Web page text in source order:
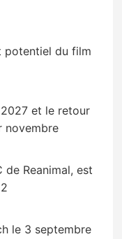
potentiel du film
2027 et le retour
novembre
de Reanimal, est
le 3 septembre